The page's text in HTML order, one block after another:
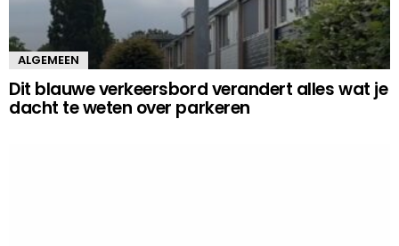
ALGEMEEN
Dit blauwe verkeersbord verandert alles wat je
dacht te weten over parkeren